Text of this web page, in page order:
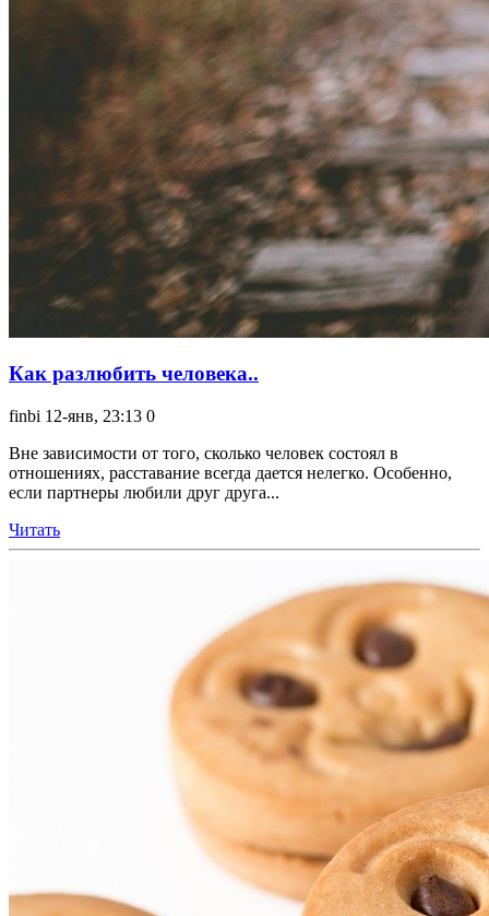
Как разлюбить человека..
finbi 12-янв, 23:13 0
Вне зависимости от того, сколько человек состоял в
отношениях, расставание всегда дается нелегко. Особенно,
если партнеры любили друг друга...
Читать